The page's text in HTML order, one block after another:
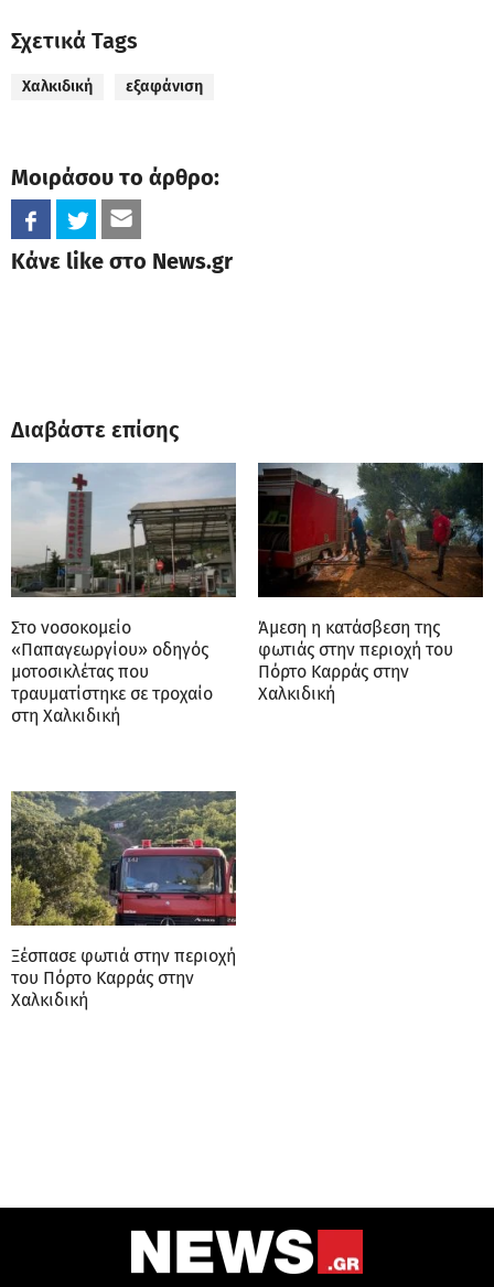
Σχετικά Tags
Χαλκιδική εξαφάνιση
Μοιράσου το άρθρο:
Κάνε like στο News.gr
Διαβάστε επίσης
Στο νοσοκομείο
«Παπαγεωργίου» οδηγός
μοτοσικλέτας που
τραυματίστηκε σε τροχαίο
στη Χαλκιδική
Άμεση η κατάσβεση της
φωτιάς στην περιοχή του
Πόρτο Καρράς στην
Χαλκιδική
Ξέσπασε φωτιά στην περιοχή
του Πόρτο Καρράς στην
Χαλκιδική